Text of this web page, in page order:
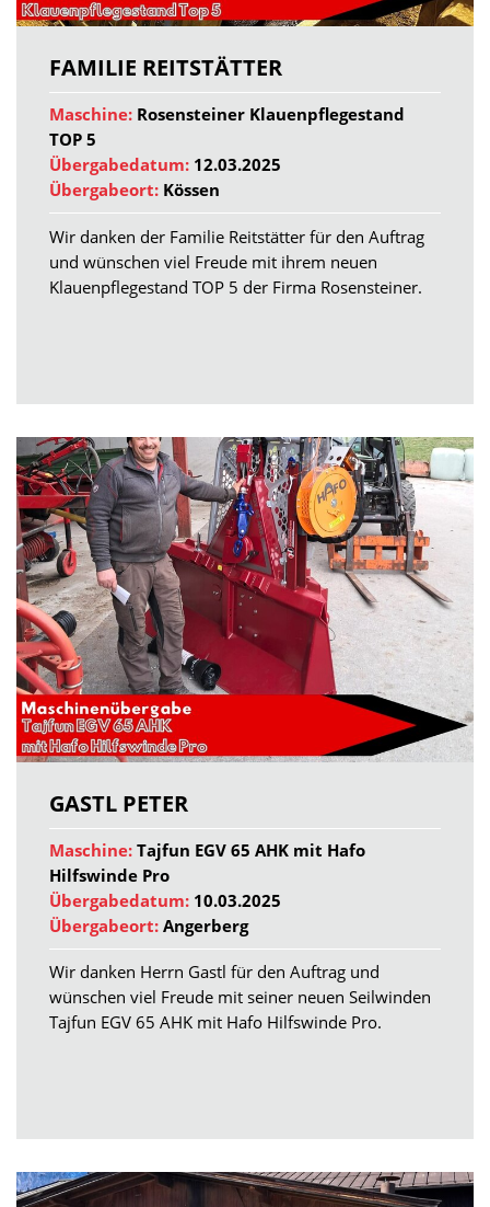
FAMILIE REITSTÄTTER
Maschine: Rosensteiner Klauenpflegestand
TOP 5
Übergabedatum: 12.03.2025
Übergabeort: Kössen
Wir danken der Familie Reitstätter für den Auftrag
und wünschen viel Freude mit ihrem neuen
Klauenpflegestand TOP 5 der Firma Rosensteiner.
GASTL PETER
Maschine: Tajfun EGV 65 AHK mit Hafo
Hilfswinde Pro
Übergabedatum: 10.03.2025
Übergabeort: Angerberg
Wir danken Herrn Gastl für den Auftrag und
wünschen viel Freude mit seiner neuen Seilwinden
Tajfun EGV 65 AHK mit Hafo Hilfswinde Pro.